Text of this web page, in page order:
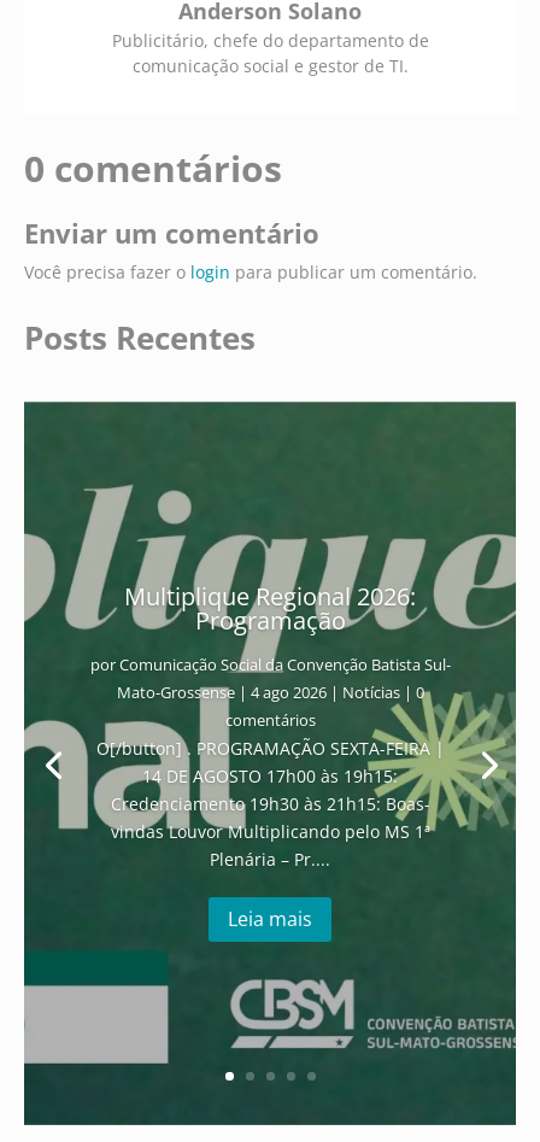
Publicitário, chefe do departamento de
comunicação social e gestor de TI.
Anderson Solano
0 comentários
Enviar um comentário
Você precisa fazer o login para publicar um comentário.
Posts Recentes
Multiplique Regional 2026:
Programação
porComunicação Social da Convenção Batista Sul-
Mato-Grossense| 4 ago 2026| Notícias| 0
comentários
O[/button] . PROGRAMAÇÃO SEXTA-FEIRA |
14 DE AGOSTO 17h00 às 19h15:
Credenciamento 19h30 às 21h15: Boas-
vindas Louvor Multiplicando pelo MS 1ª
Plenária – Pr....
Leia mais